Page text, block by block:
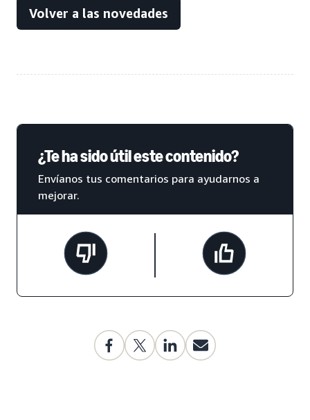
Volver a las novedades
¿Te ha sido útil este contenido?
Envíanos tus comentarios para ayudarnos a
mejorar.